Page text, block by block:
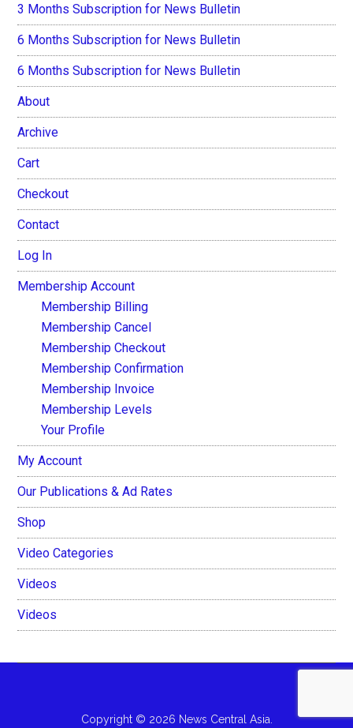
3 Months Subscription for News Bulletin
6 Months Subscription for News Bulletin
6 Months Subscription for News Bulletin
About
Archive
Cart
Checkout
Contact
Log In
Membership Account
Membership Billing
Membership Cancel
Membership Checkout
Membership Confirmation
Membership Invoice
Membership Levels
Your Profile
My Account
Our Publications & Ad Rates
Shop
Video Categories
Videos
Videos
Copyright © 2026 News Central Asia.